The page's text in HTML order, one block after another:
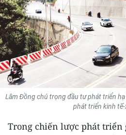
GIÁO DỤC
Y TẾ
KHOA HỌC - CÔNG NGHỆ
MÔI TRƯỜNG
Lâm Đồng chú trọng đầu tư phát triển
phát triển kinh tế-
Trong chiến lược phát triển